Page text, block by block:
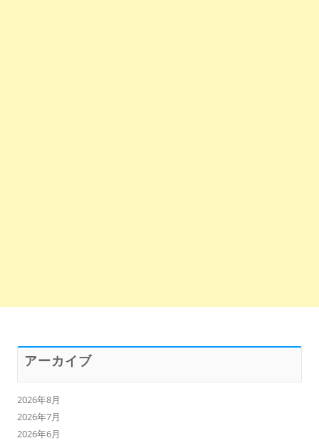
アーカイブ
2026年8月
2026年7月
2026年6月